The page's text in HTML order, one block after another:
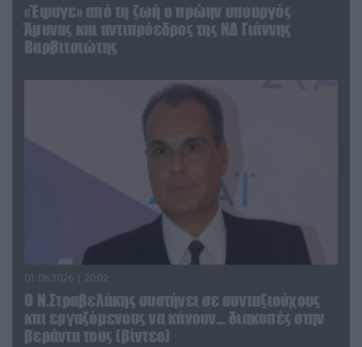
«Έφυγε» από τη ζωή ο πρώην υπουργός
Άμυνας και αντιπρόεδρος της ΝΔ Γιάννης
Βαρβιτσιώτης
01.08.2026 | 20:02
Ο Ν.Στραβελάκης συστήνει σε συνταξιούχους
και εργαζόμενους να κάνουν… διακοπές στην
βεράντα τους (βίντεο)